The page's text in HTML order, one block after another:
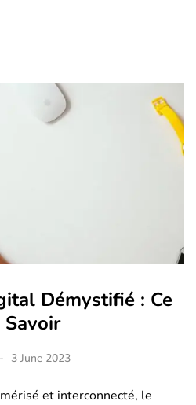
Démystifié : Ce
Savoir
3 June 2023
et interconnecté, le